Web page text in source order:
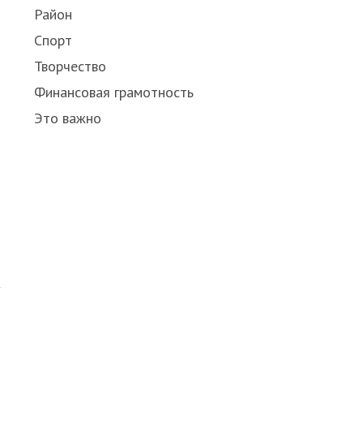
Район
Спорт
Творчество
Финансовая грамотность
Это важно